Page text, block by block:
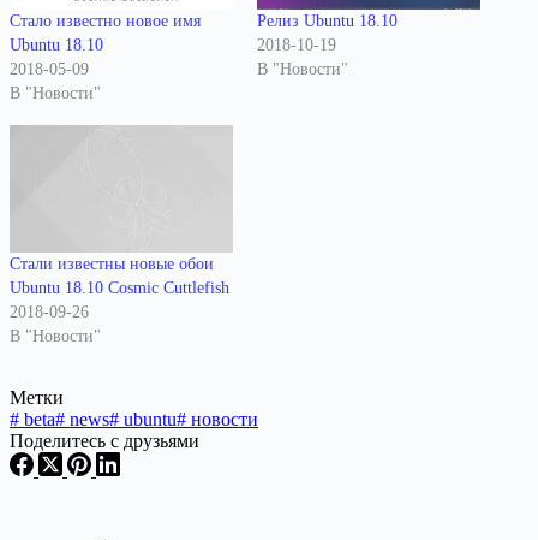
Стало известно новое имя
Ubuntu 18.10
2018-05-09
В "Новости"
Релиз Ubuntu 18.10
2018-10-19
В "Новости"
Стали известны новые обои
Ubuntu 18.10 Cosmic Cuttlefish
2018-09-26
В "Новости"
Метки
# beta# news# ubuntu# новости
Поделитесь с друзьями